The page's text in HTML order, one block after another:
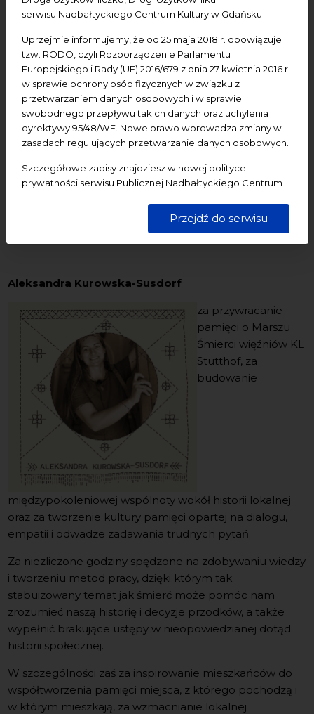
serwisu Nadbałtyckiego Centrum Kultury w Gdańsku
Uprzejmie informujemy, że od 25 maja 2018 r. obowiązuje
tzw. RODO, czyli Rozporządzenie Parlamentu
Europejskiego i Rady (UE) 2016/679 z dnia 27 kwietnia 2016 r.
w sprawie ochrony osób fizycznych w związku z
przetwarzaniem danych osobowych i w sprawie
swobodnego przepływu takich danych oraz uchylenia
dyrektywy 95/48/WE. Nowe prawo wprowadza zmiany w
zasadach regulujących przetwarzanie danych osobowych.
Szczegółowe zapisy znajdziesz w nowej polityce
prywatności serwisu Publicznej Nadbałtyckiego Centrum
dane są przetwarzane w sposób bezpieczny, z należytą
starannością i zgodnie z obowiązującymi przepisami.
Przejdź do serwisu
Liderów Kultury – Nagrody Teodoryjest Samorząd
organizatorem
Nadbałtyckie Centrum Kultury w
Gdańsku. Celem tego wyróżnienia jest uhonorowanie
osób, które poprzez działania kulturalne budują
pozytywną zmianę w swoich lokalnych społecznościach.
Nagroda podkreśla rolę liderów i liderek, którzy
inspirują, integrują społeczności i tworzą nowe
przestrzenie dla kultury.
Z rąk Pana Marszałka oraz przewodniczącej Jury –
dyrektorki Muzeum – Kaszubskiego Parku
Etnograficznego im. Teodory i Izydora Gulgowskich we
Wdzydzach, nagrodę za 2025 rok otrzymali:
Aleksandra Kurowska-Susdorf
za przywracanie
pamięci o Marszu
Śmierci więźniów KL
Stutthof, za
budowanie
międzypokoleniowej wspólnoty wokół historii lokalnej
oraz za tworzenie kultury pamięci opartej na dialogu,
empatii i odwadze zadawania trudnych pytań.
Za niezliczone godziny spędzone na zdobywaniu wiedzy
i tworzeniu metod pracy, dzięki którym tak
stabuizowany temat jak śmierć może pomóc nam
zrozumieć naszą historię i decyzje przodków, a także
wypełnić brakujące ustępy w nieopowiedzianej dotąd
historii społecznej.
W szczególności zaś za inspirowanie mieszkańców do
współtworzenia pamięci miejsca, z którego pochodzą i
w którym mieszkają, za wzmacnianie lokalnej